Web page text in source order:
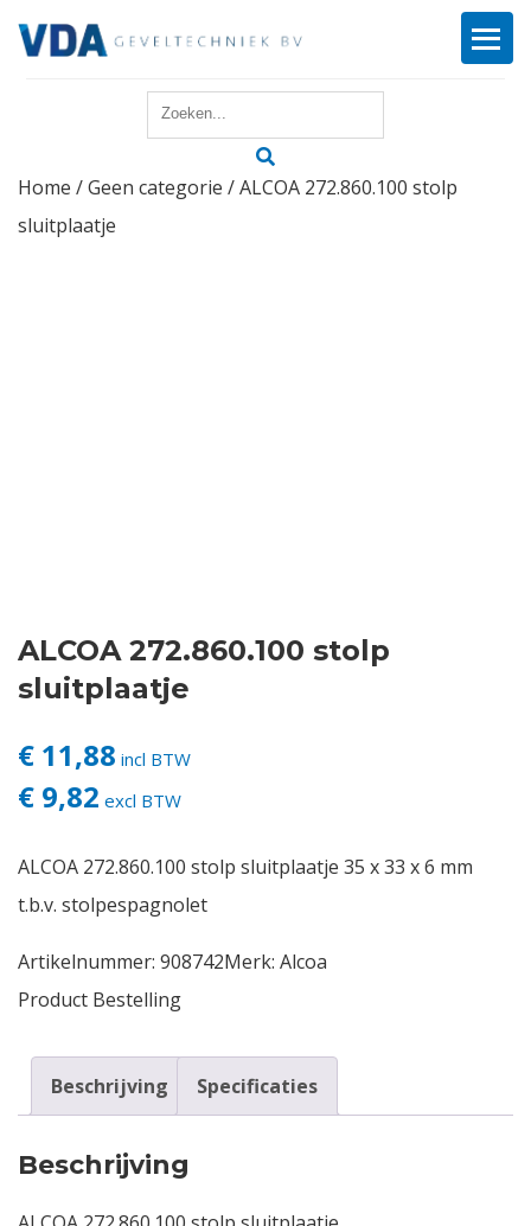
Reparatie
Login
Home /Geen categorie / ALCOA 272.860.100 stolp
sluitplaatje
ALCOA 272.860.100 stolp
sluitplaatje
€ 11,88 incl BTW
€ 9,82 excl BTW
ALCOA 272.860.100 stolp sluitplaatje 35 x 33 x 6 mm
t.b.v. stolpespagnolet
Artikelnummer: 908742Merk: Alcoa
Product Bestelling
Beschrijving Specificaties
Beschrijving